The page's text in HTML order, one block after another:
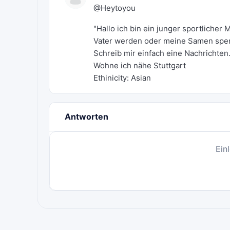
@Heytoyou
"Hallo ich bin ein junger sportlicher
Vater werden oder meine Samen
Schreib mir einfach eine
Wohne ich nähe Stuttgart
Ethinicity: Asian
Antworten